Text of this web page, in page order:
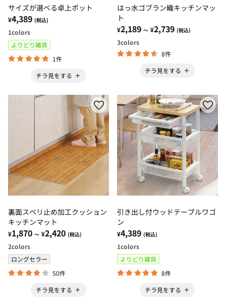
サイズが選べる卓上ポット
¥4,389 (税込)
1colors
よりどり雑貨
1件
チラ見をする
はっ水ゴブラン織キッチンマッ
ト
¥2,189 ～ ¥2,739 (税込)
3colors
8件
チラ見をする
裏面スベリ止め加工クッション
キッチンマット
¥1,870 ～ ¥2,420 (税込)
2colors
ロングセラー
50件
チラ見をする
引き出し付ウッドテーブルワゴ
ン
¥4,389 (税込)
1colors
よりどり雑貨
8件
チラ見をする